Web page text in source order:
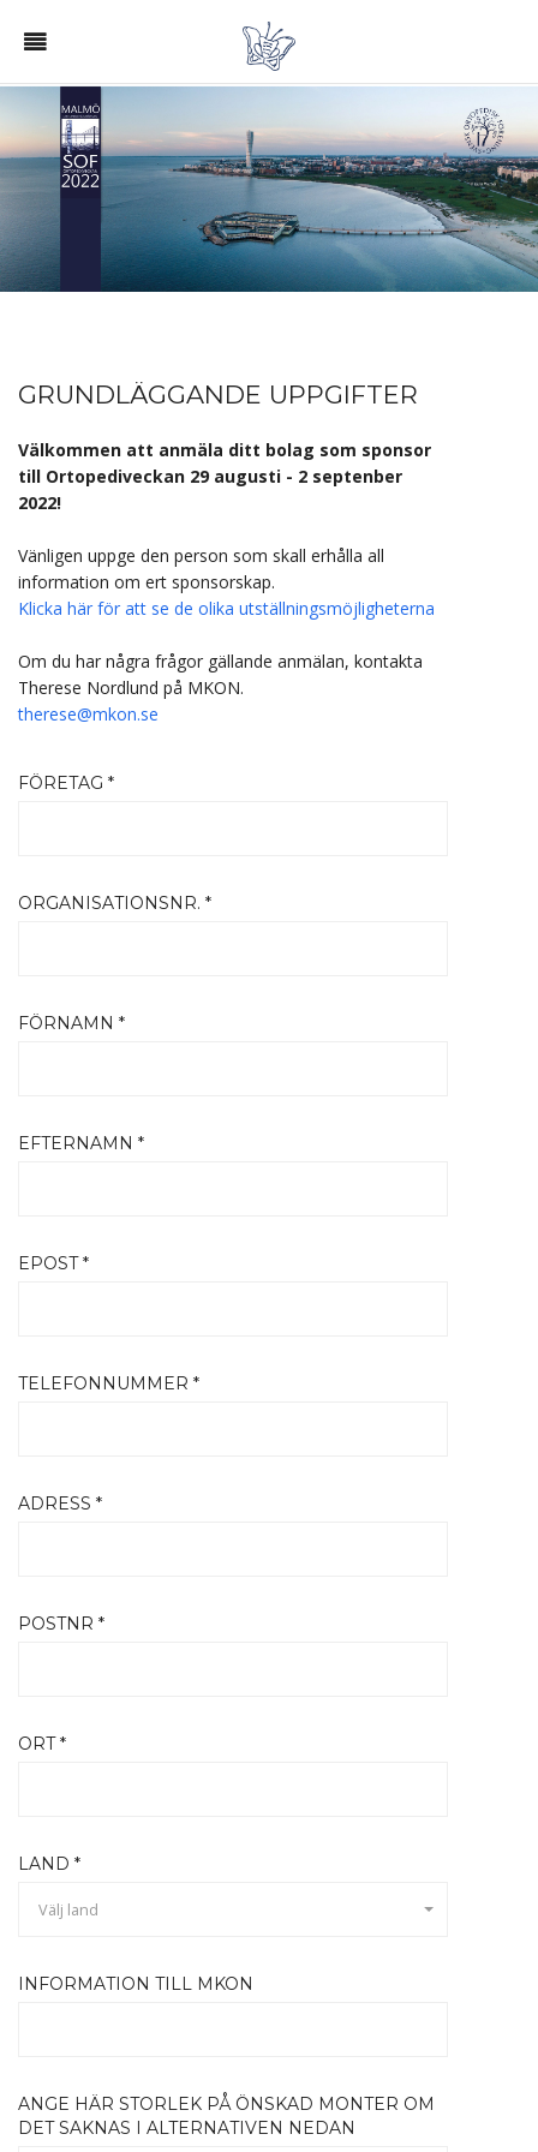
GRUNDLÄGGANDE UPPGIFTER
Välkommen att anmäla ditt bolag som sponsor
till Ortopediveckan 29 augusti - 2 septenber
2022!
Vänligen uppge den person som skall erhålla all
information om ert sponsorskap.
Klicka här för att se de olika utställningsmöjligheterna
Om du har några frågor gällande anmälan, kontakta
Therese Nordlund på MKON.
therese@mkon.se
FÖRETAG *
ORGANISATIONSNR. *
FÖRNAMN *
EFTERNAMN *
EPOST *
TELEFONNUMMER *
ADRESS *
POSTNR *
ORT *
LAND *
Välj land
INFORMATION TILL MKON
ANGE HÄR STORLEK PÅ ÖNSKAD MONTER OM
DET SAKNAS I ALTERNATIVEN NEDAN